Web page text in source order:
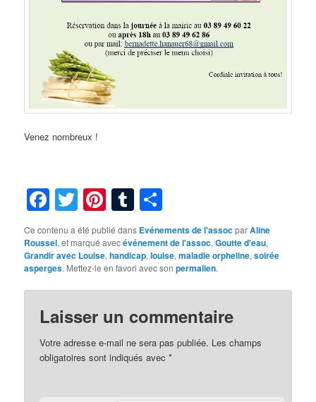
Venez nombreux !
Facebook
Twitter
Pinterest
Tumblr
Ce contenu a été publié dans Evénements de l'assocparAline
Roussel, et marqué avecévénement de l'assoc,Goutte d'eau,
Grandir avec Louise,handicap,louise,maladie orpheline,soirée
asperges. Mettez-le en favori avec sonpermalien.
Laisser un commentaire
Votre adresse e-mail ne sera pas publiée. Les champs
obligatoires sont indiqués avec*